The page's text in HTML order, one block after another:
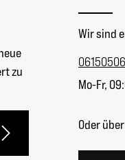
zu
Wir sind
Mo-Fr,
Oder